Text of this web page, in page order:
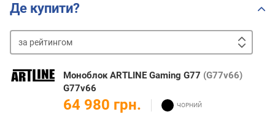
Де купити?
за
рейтингомвід
до
Моноблок ARTLINE Gaming G77 (G77v66)
G77v66
64 980 грн.